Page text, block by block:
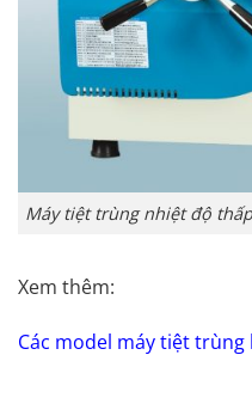
Máy tiệt trùng nhiệt độ
Xem thêm:
Các model máy tiệt trùng